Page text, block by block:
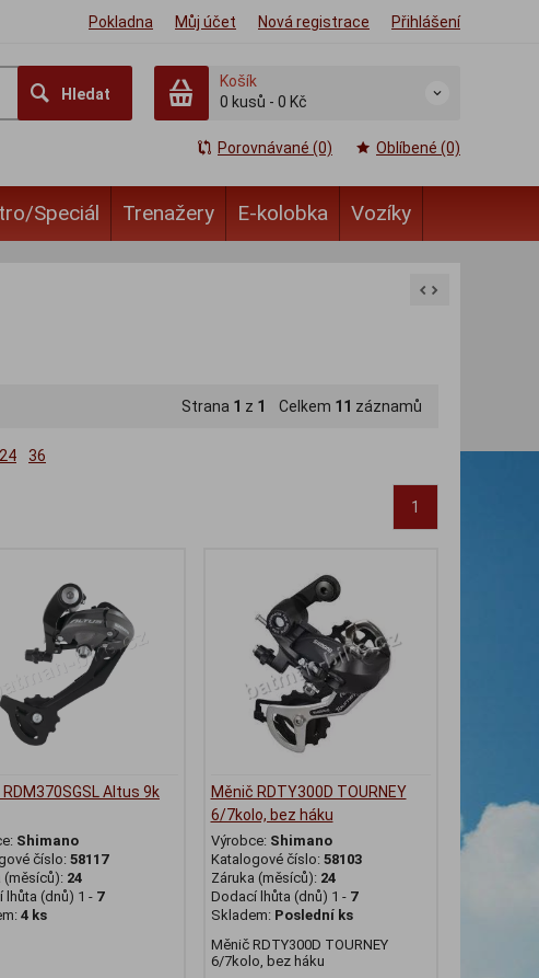
Pokladna Můj účet Nová registrace Přihlášení
Hledat
Košík
0 kusů - 0 Kč
Porovnávané (0) Oblíbené (0)
Speciál Trenažery E-kolobka Vozíky
Strana 1 z 1 Celkem 11 záznamů
24 36
1
RDM370SGSL Altus 9k
Shimano
číslo: 58117
(měsíců): 24
lhůta (dnů) 1 - 7
4 ks
Měnič RDTY300D TOURNEY
6/7kolo, bez háku
Výrobce: Shimano
Katalogové číslo: 58103
Záruka (měsíců): 24
Dodací lhůta (dnů) 1 -7
Skladem: Poslední ks
Měnič RDTY300D TOURNEY
6/7kolo, bez háku